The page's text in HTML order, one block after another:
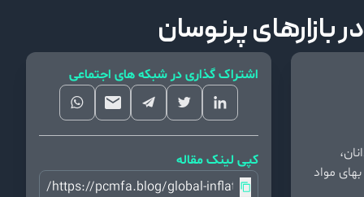
بازارهای پرنوسان
مواد
اشتراک گذاری در شبکه های اجتماعی
کپی لینک مقاله
https://pcmfa.blog/global-inflation-risk-assets/